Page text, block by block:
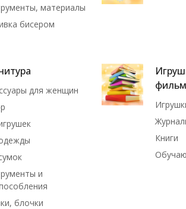
материалы
бисером
для женщин
и
блочки
Книги